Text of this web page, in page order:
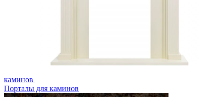
каминов
Порталы для каминов